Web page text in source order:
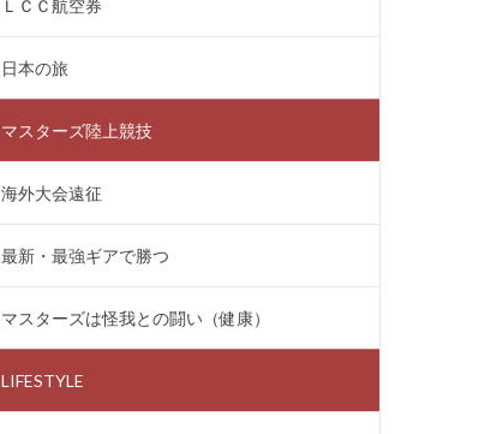
ＬＣＣ航空券
日本の旅
マスターズ陸上競技
海外大会遠征
最新・最強ギアで勝つ
マスターズは怪我との闘い（健康）
LIFESTYLE